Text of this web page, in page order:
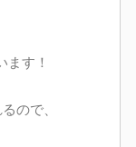
ます！
ので、